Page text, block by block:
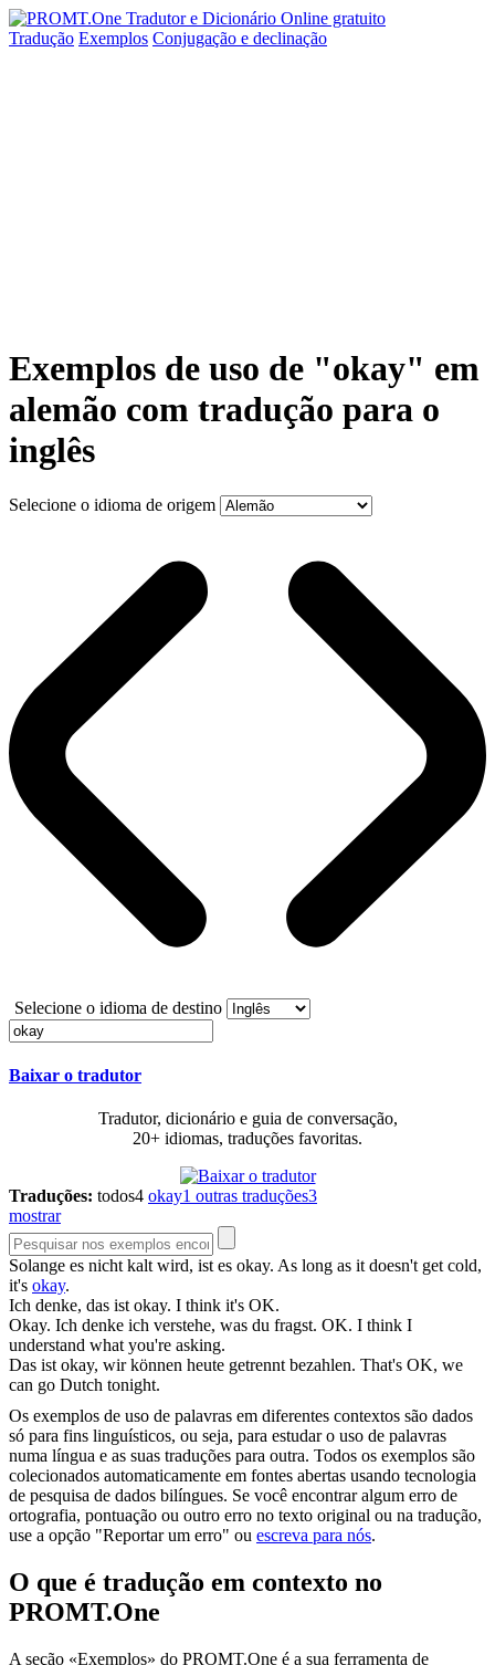
Tradução Exemplos Conjugação e declinação
Exemplos de uso de "okay" em
alemão com tradução para o
inglês
Selecione o idioma de origem
Selecione o idioma de destino
Baixar o tradutor
Tradutor, dicionário e guia de conversação,
20+ idiomas, traduções favoritas.
Traduções: todos4 okay1 outras traduções3
mostrar
Solange es nicht kalt wird, ist es okay. As long as it doesn't get cold,
it's okay.
Ich denke, das istokay. I think it's OK.
Okay. Ich denke ich verstehe, was du fragst. OK. I think I
understand what you're asking.
Das istokay, wir können heute getrennt bezahlen. That's OK, we
can go Dutch tonight.
Os exemplos de uso de palavras em diferentes contextos são dados
só para fins linguísticos, ou seja, para estudar o uso de palavras
numa língua e as suas traduções para outra. Todos os exemplos são
colecionados automaticamente em fontes abertas usando tecnologia
de pesquisa de dados bilíngues. Se você encontrar algum erro de
ortografia, pontuação ou outro erro no texto original ou na tradução,
use a opção "Reportar um erro" ou escreva para nós.
O que é tradução em contexto no
PROMT.One
A seção «Exemplos» do PROMT.One é a sua ferramenta de